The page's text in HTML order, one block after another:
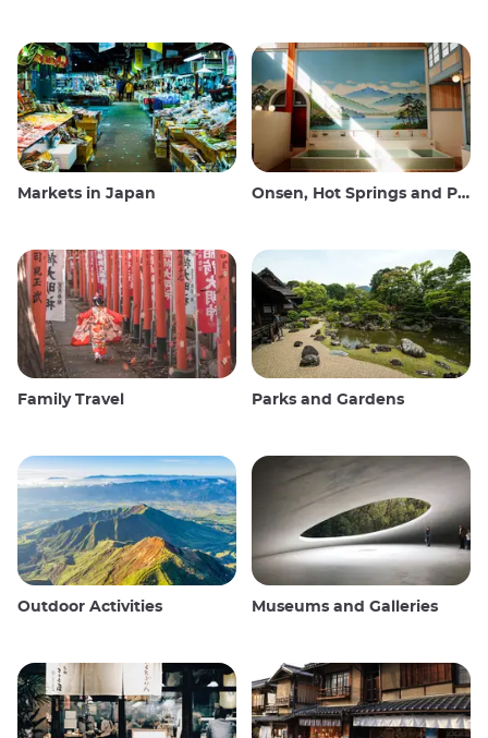
Markets in Japan Onsen, Hot Springs and Public Baths
Family Travel Parks and Gardens
Outdoor Activities Museums and Galleries